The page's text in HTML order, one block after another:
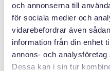
och annonserna till
för sociala medier och
vidarebefordrar även
information från din enhet
annons- och
Dessa kan i sin tur
Dina